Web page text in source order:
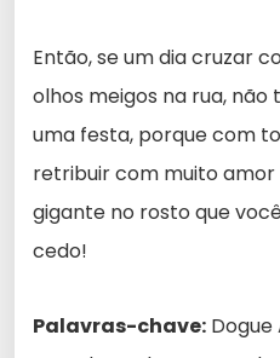
Então, se um dia cruzar
olhos meigos na rua, não
uma festa, porque com
retribuir com muito
gigante no rosto que
cedo!
Palavras-chave: